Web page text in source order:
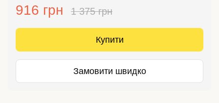
916 грн 1 375 грн
Купити
Замовити швидко